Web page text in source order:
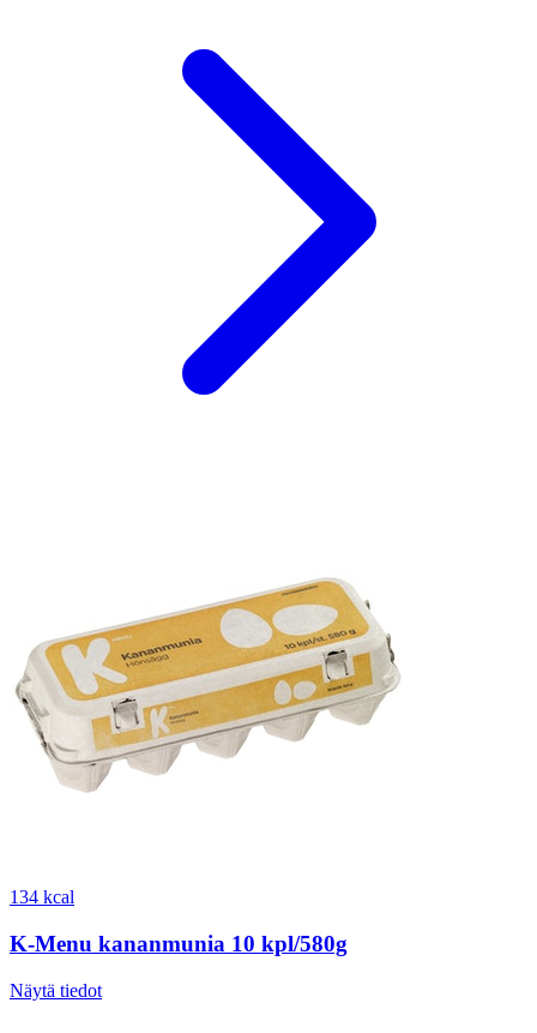
134 kcal
K-Menu kananmunia 10 kpl/580g
Näytä tiedot